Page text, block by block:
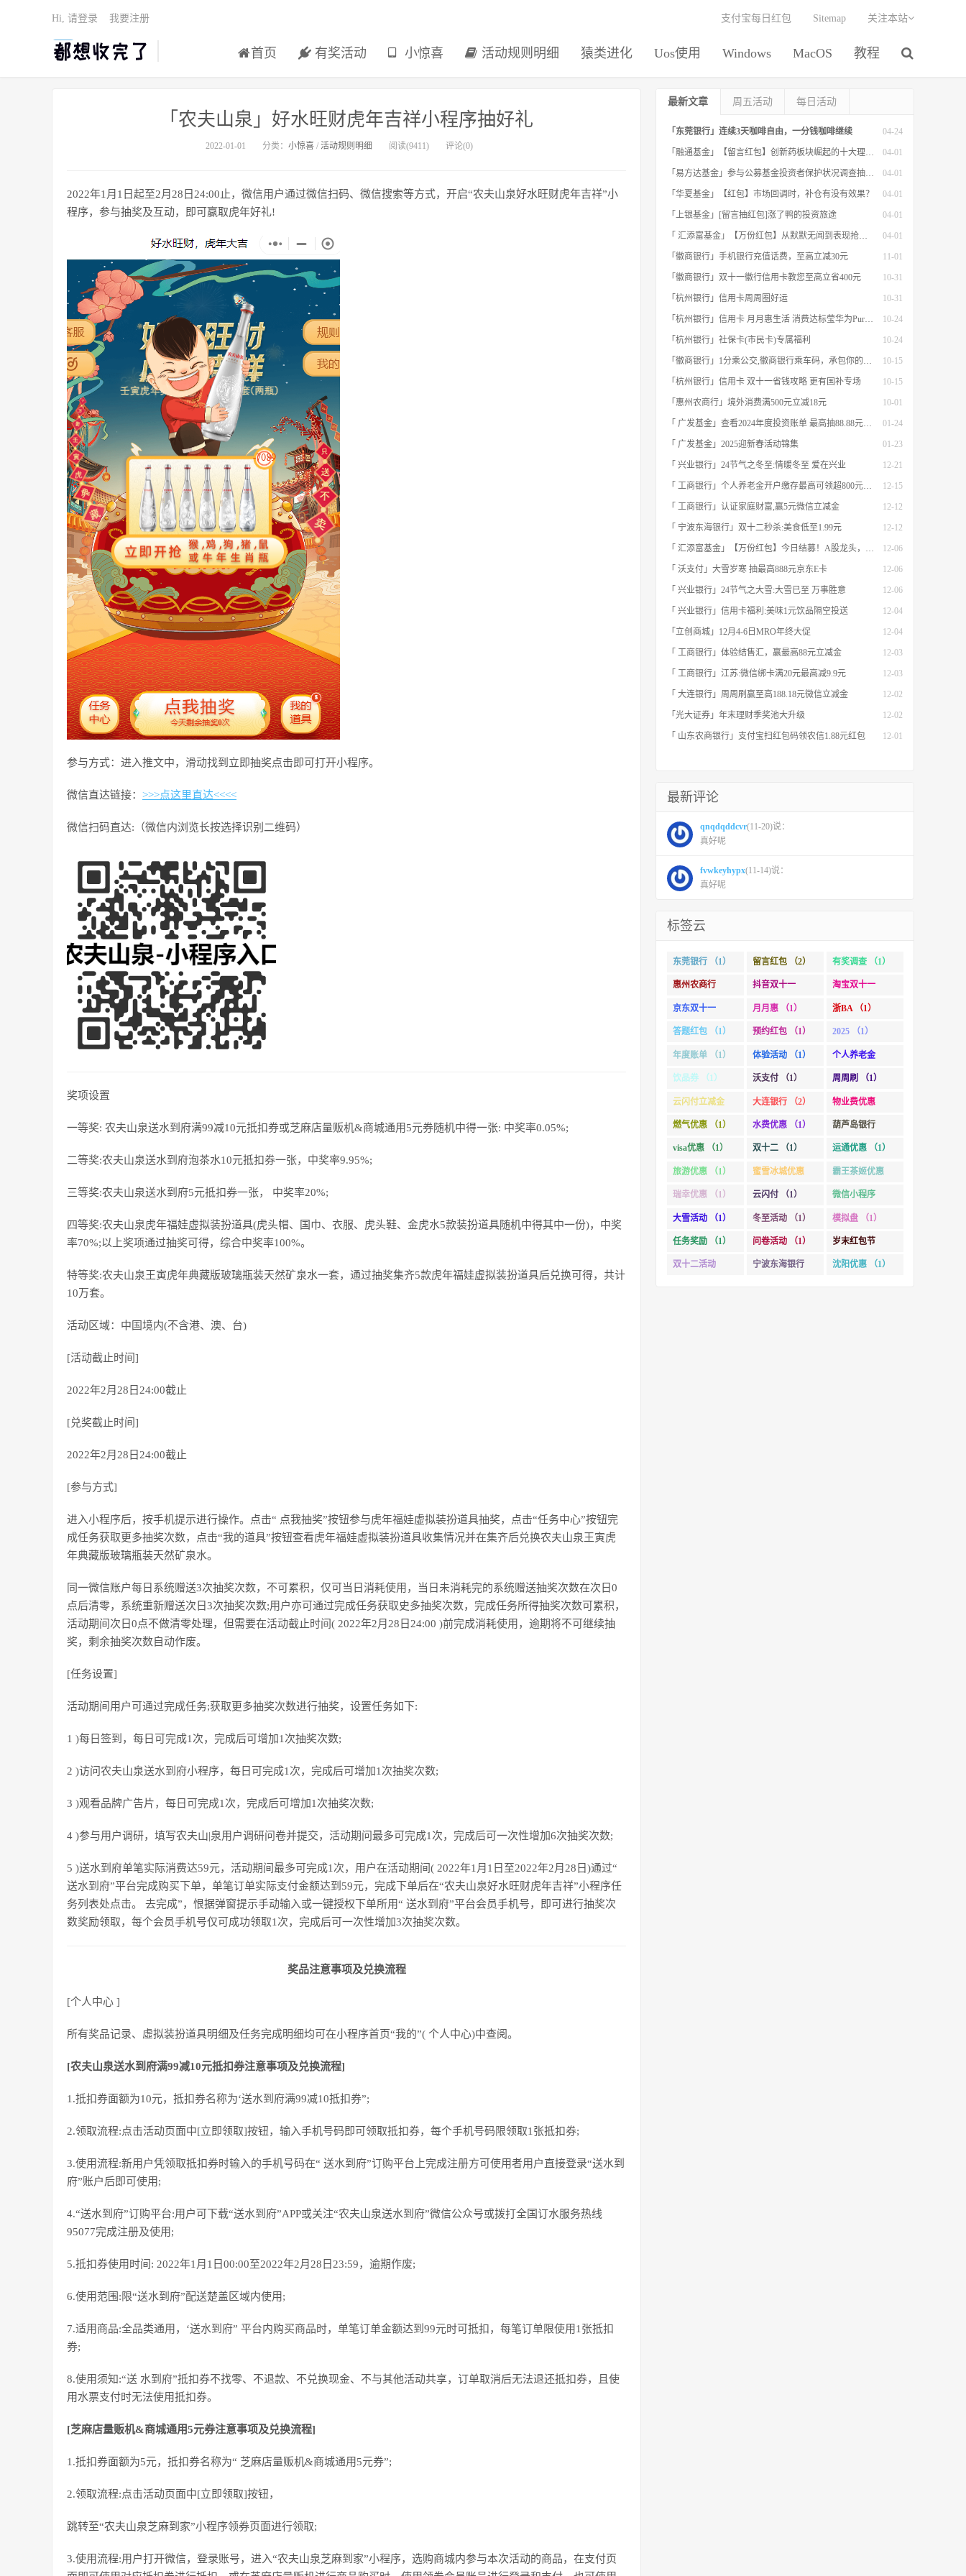
首页 有奖活动 小惊喜 活动规则明细 猿类进化 Uos使用 Windows MacOS 教程
支付宝每日红包 Sitemap 关注本站
Hi, 请登录 我要注册
「农夫山泉」好水旺财虎年吉祥小程序抽好礼
2022-01-01 分类： 小惊喜 / 活动规则明细 阅读(9411) 评论(0)
2022年1月1日起至2月28日24:00止，微信用户通过微信扫码、微信搜索等方式，开启“农夫山泉好水旺财虎年吉祥”小
程序，参与抽奖及互动，即可赢取虎年好礼!
参与方式：进入推文中，滑动找到立即抽奖点击即可打开小程序。
微信直达链接： >>>点这里直达<<<<
微信扫码直达:（微信内浏览长按选择识别二维码）
奖项设置
一等奖: 农夫山泉送水到府满99减10元抵扣券或芝麻店量贩机&商城通用5元券随机中得一张: 中奖率0.05%;
二等奖:农夫山泉送水到府泡茶水10元抵扣券一张，中奖率9.95%;
三等奖:农夫山泉送水到府5元抵扣券一张， 中奖率20%;
四等奖:农夫山泉虎年福娃虚拟装扮道具(虎头帽、国巾、衣服、虎头鞋、金虎水5款装扮道具随机中得其中一份)，中奖
率70%;以上奖项通过抽奖可得，综合中奖率100%。
特等奖:农夫山泉王寅虎年典藏版玻璃瓶装天然矿泉水一套，通过抽奖集齐5款虎年福娃虚拟装扮道具后兑换可得，共计
10万套。
活动区域：中国境内(不含港、澳、台)
[活动截止时间]
2022年2月28日24:00截止
[兑奖截止时间]
2022年2月28日24:00截止
[参与方式]
进入小程序后，按手机提示进行操作。点击“ 点我抽奖”按钮参与虎年福娃虚拟装扮道具抽奖，点击“任务中心”按钮完
成任务获取更多抽奖次数，点击“我的道具”按钮查看虎年福娃虚拟装扮道具收集情况并在集齐后兑换农夫山泉王寅虎
年典藏版玻璃瓶装天然矿泉水。
同一微信账户每日系统赠送3次抽奖次数，不可累积，仅可当日消耗使用，当日未消耗完的系统赠送抽奖次数在次日0
点后清零，系统重新赠送次日3次抽奖次数;用户亦可通过完成任务获取史多抽奖次数，完成任务所得抽奖次数可累积，
活动期间次日0点不做清零处理，但需要在活动截止时间( 2022年2月28日24:00 )前完成消耗使用，逾期将不可继续抽
奖，剩余抽奖次数自动作废。
[任务设置]
活动期间用户可通过完成任务;获取更多抽奖次数进行抽奖，设置任务如下:
1 )每日签到，每日可完成1次，完成后可增加1次抽奖次数;
2 )访问农夫山泉送水到府小程序，每日可完成1次，完成后可增加1次抽奖次数;
3 )观看品牌广告片，每日可完成1次，完成后可增加1次抽奖次数;
4 )参与用户调研，填写农夫山|泉用户调研问卷并提交，活动期问最多可完成1次，完成后可一次性增加6次抽奖次数;
5 )送水到府单笔实际消费达59元，活动期间最多可完成1次，用户在活动期间( 2022年1月1日至2022年2月28日)通过“
送水到府”平台完成购买下单，单笔订单实际支付金额达到59元，完成下单后在“农夫山泉好水旺财虎年吉祥”小程序任
务列表处点击。 去完成”，恨据弹窗提示手动输入或一键授权下单所用“ 送水到府”平台会员手机号，即可进行抽奖次
数奖励领取，每个会员手机号仅可成功领取1次，完成后可一次性增加3次抽奖次数。
奖品注意事项及兑换流程
[个人中心 ]
所有奖品记录、虛拟装扮道具明细及任务完成明细均可在小程序首页“我的”( 个人中心)中查阅。
[农夫山泉送水到府满99减10元抵扣券注意事项及兑换流程]
1.抵扣券面额为10元，抵扣券名称为‘送水到府满99减10抵扣券”;
2.领取流程:点击活动页面中[立即领取]按钮，输入手机号码即可领取抵扣券，每个手机号码限领取1张抵扣券;
3.使用流程:新用户凭领取抵扣券时输入的手机号码在“ 送水到府”订购平台上完成注册方可使用者用户直接登录“送水到
府”账户后即可使用;
4.“送水到府”订购平台:用户可下载“送水到府”APP或关注“农夫山泉送水到府”微信公众号或拨打全国订水服务热线
95077完成注册及使用;
5.抵扣券使用时间: 2022年1月1日00:00至2022年2月28日23:59，逾期作废;
6.使用范围:限“送水到府”配送楚盖区域内使用;
7.适用商品:全品类通用，‘送水到府” 平台内购买商品时，单笔订单金额达到99元时可抵扣，每笔订单限使用1张抵扣
券;
8.使用须知:“送 水到府”抵扣券不找零、不退款、不兑换现金、不与其他活动共享，订单取消后无法退还抵扣券，且使
用水票支付时无法使用抵扣券。
[芝麻店量贩机&商城通用5元券注意事项及兑换流程]
1.抵扣券面额为5元，抵扣券名称为“ 芝麻店量贩机&商城通用5元券”;
2.领取流程:点击活动页面中[立即领取]按钮，
跳转至“农夫山泉芝麻到家”小程序领券页面进行领取;
3.使用流程:用户打开微信，登录账号，进入“农夫山泉芝麻到家”小程序，选购商城内参与本次活动的商品，在支付页
最新文章 周五活动 每日活动
04-24
「东莞银行」连续3天咖啡自由，一分钱咖啡继续
04-01
「融通基金」【留言红包】创新药板块崛起的十大理由！
04-01
「易方达基金」参与公募基金投资者保护状况调查抽红包
04-01
「华夏基金」【红包】市场回调时，补仓有没有效果？
04-01
「上银基金」[留言抽红包]​涨了鸭的投资旅途
04-01
「 汇添富基金」【万份红包】从默默无闻到表现抢眼，有色金属经历了什么？
11-01
「徽商银行」手机银行充值话费，至高立减30元
10-31
「徽商银行」双十一徽行信用卡教您至高立省400元
10-31
「杭州银行」信用卡周周圈好运
10-24
「杭州银行」信用卡 月月惠生活 消费达标莹华为PuraX MateBook14等好礼
10-24
「杭州银行」社保卡(市民卡)专属福利
10-15
「徽商银行」1分乘公交,徽商银行乘车码，承包你的秋日趣味出行[限合肥]
10-15
「杭州银行」信用卡 双十一省钱攻略 更有国补专场
10-01
「惠州农商行」境外消费满500元立减18元
01-24
「 广发基金」查看2024年度投资账单 最高抽88.88元红包
01-23
「 广发基金」2025迎新春活动锦集
12-21
「 兴业银行」24节气之冬至:情暖冬至 爱在兴业
12-15
「 工商银行」个人养老金开户缴存最高可领超800元立减金
12-12
「 工商银行」认证家庭财富,赢5元微信立减金
12-12
「 宁波东海银行」双十二秒杀:美食低至1.99元
12-06
「 汇添富基金」【万份红包】今日结募！A股龙头，尽入此基矣
12-06
「 沃支付」大雪岁寒 抽最高888元京东E卡
12-06
「 兴业银行」24节气之大雪:大雪已至 万事胜意
12-04
「 兴业银行」信用卡福利:美味1元饮品隔空投送
12-04
「立创商城」12月4-6日MRO年终大促
12-03
「 工商银行」体验结售汇，赢最高88元立减金
12-03
「 工商银行」江苏:微信绑卡满20元最高减9.9元
12-02
「 大连银行」周周刷赢至高188.18元微信立减金
12-02
「光大证券」年末理财季奖池大升级
12-01
「 山东农商银行」支付宝扫红包码领农信1.88元红包
最新评论
qnqdqddcvr(11-20)说：
真好呢
fvwkeyhypx(11-14)说：
真好呢
标签云
东莞银行 （1） 留言红包 （2） 有奖调查 （1）
惠州农商行
（1）
抖音双十一
（1）
淘宝双十一
（2）
京东双十一
（1）
月月惠 （1） 浙BA （1）
答题红包 （1） 预约红包 （1） 2025 （1）
年度账单 （1） 体验活动 （1） 个人养老金
（1）
饮品券 （1） 沃支付 （1） 周周刷 （1）
云闪付立减金
（1）
大连银行 （2） 物业费优惠
（1）
燃气优惠 （1） 水费优惠 （1） 葫芦岛银行
（1）
visa优惠 （1） 双十二 （1） 运通优惠 （1）
旅游优惠 （1） 蜜雪冰城优惠
（1）
霸王茶姬优惠
（1）
瑞幸优惠 （1） 云闪付 （1） 微信小程序
（1）
大雪活动 （1） 冬至活动 （1） 模拟盘 （1）
任务奖励 （1） 问卷活动 （1） 岁末红包节
（1）
双十二活动 宁波东海银行 沈阳优惠 （1）